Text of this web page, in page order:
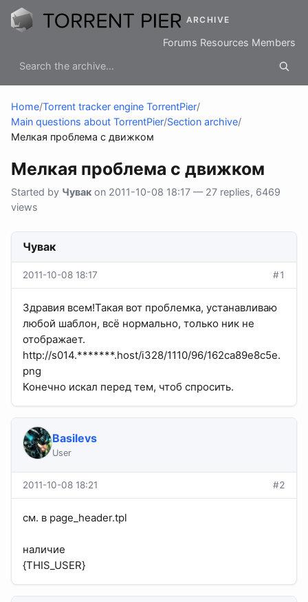
ARCHIVE
Forums Resources Members
Home/Torrent tracker engine TorrentPier/
Main questions about TorrentPier/Section archive/
Мелкая проблема с движком
Мелкая проблема с движком
Started by Чувак on 2011-10-08 18:17 — 27 replies, 6469
views
Чувак
2011-10-08 18:17 #1
Здравия всем!Такая вот проблемка, устанавливаю
любой шаблон, всё нормально, только ник не
отображает.
http://s014.*******.host/i328/1110/96/162ca89e8c5e.
png
Конечно искал перед тем, чтоб спросить.
Basilevs
User
2011-10-08 18:21 #2
см. в page_header.tpl
наличие
{THIS_USER}